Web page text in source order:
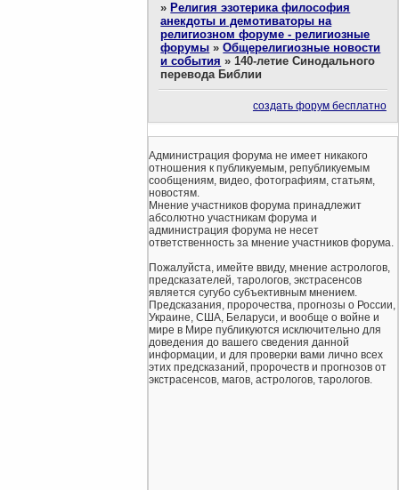
» Религия эзотерика философия
анекдоты и демотиваторы на
религиозном форуме - религиозные
форумы »Общерелигиозные новости
и события »140-летие Синодального
перевода Библии
создать форум бесплатно
Администрация форума не имеет никакого
отношения к публикуемым, републикуемым
сообщениям, видео, фотографиям, статьям,
новостям.
Мнение участников форума принадлежит
абсолютно участникам форума и
администрация форума не несет
ответственность за мнение участников форума.
Пожалуйста, имейте ввиду, мнение астрологов,
предсказателей, тарологов, экстрасенсов
является сугубо субъективным мнением.
Предсказания, пророчества, прогнозы о России,
Украине, США, Беларуси, и вообще о войне и
мире в Мире публикуются исключительно для
доведения до вашего сведения данной
информации, и для проверки вами лично всех
этих предсказаний, пророчеств и прогнозов от
экстрасенсов, магов, астрологов, тарологов.